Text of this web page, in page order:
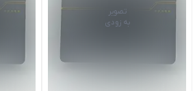
تصویر
به زودی